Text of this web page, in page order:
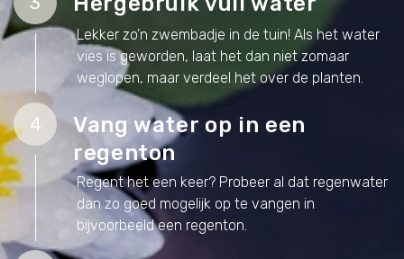
Lekker zo'n zwembadje in de tuin! Als het water
vies is geworden, laat het dan niet zomaar
weglopen, maar verdeel het over de planten.
4
Vang water op in een
regenton
Regent het een keer? Probeer al dat regenwater
dan zo goed mogelijk op te vangen in
bijvoorbeeld een regenton.